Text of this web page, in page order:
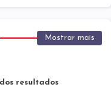
Mostrar mais
resultados